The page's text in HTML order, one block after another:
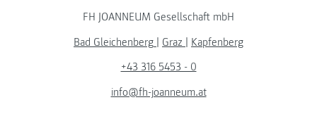
FH JOANNEUM Gesellschaft mbH
Bad Gleichenberg | Graz | Kapfenberg
+43 316 5453 - 0
info@fh-joanneum.at